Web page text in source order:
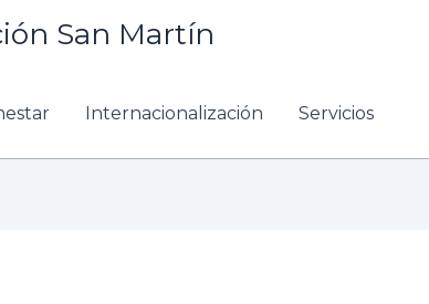
San Martín
Internacionalización Servicios